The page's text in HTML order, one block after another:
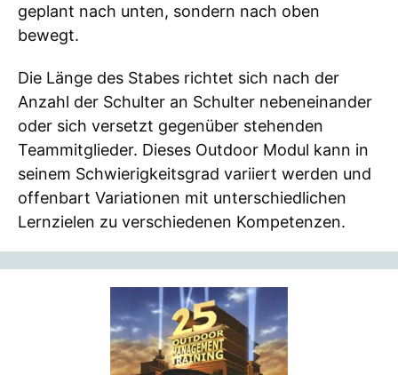
geplant nach unten, sondern nach oben
bewegt.
Die Länge des Stabes richtet sich nach der
Anzahl der Schulter an Schulter nebeneinander
oder sich versetzt gegenüber stehenden
Teammitglieder. Dieses Outdoor Modul kann in
seinem Schwierigkeitsgrad variiert werden und
offenbart Variationen mit unterschiedlichen
Lernzielen zu verschiedenen Kompetenzen.